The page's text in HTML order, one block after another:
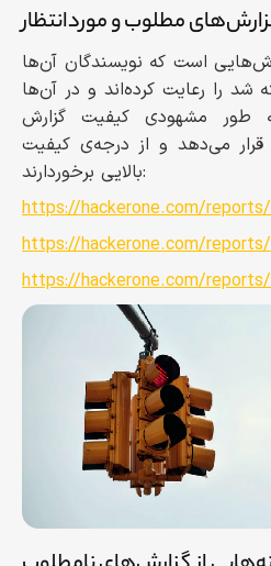
مطلوب و مورد‌انتظار
است که نویسندگان آن‌ها
شد را رعایت کرده‌اند و در آن‌ها
طور مشهودی کیفیت گزارش
قرار می‌دهد و از درجه‌ی کیفیت
بالایی برخوردارند:
https://hackerone.com/
https://hackerone.com/
https://hackerone.com/